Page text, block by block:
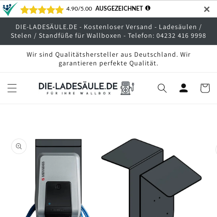
✕
Direkt
zum
Inhalt
DIE-LADESÄULE.DE - Kostenloser Versand - Ladesäulen /
Stelen / Standfüße für Wallboxen - Telefon: 04232 416 9998
Wir sind Qualitätshersteller aus Deutschland. Wir
garantieren perfekte Qualität.